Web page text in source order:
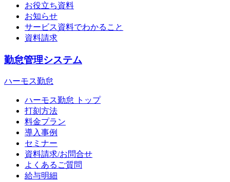
お役立ち資料
お知らせ
サービス資料でわかること
資料請求
勤怠管理システム
ハーモス勤怠
ハーモス勤怠 トップ
打刻方法
料金プラン
導入事例
セミナー
資料請求/お問合せ
よくあるご質問
給与明細